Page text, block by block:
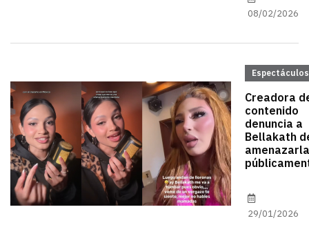
08/02/2026
Espectáculos
Creadora
contenido
denuncia a
Bellakath
amenazarla
29/01/2026